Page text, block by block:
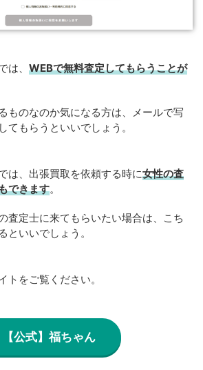
は、 WEBで無料査定してもらうことが
ものなのか気になる方は、メールで写
てもらうといいでしょう。
は、出張買取を依頼する時に女性の査
できます。
査定士に来てもらいたい場合は、こち
といいでしょう。
トをご覧ください。
【公式】福ちゃん